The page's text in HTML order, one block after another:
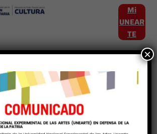
Mi
UNEAR
TE
HistoriayCultura
×